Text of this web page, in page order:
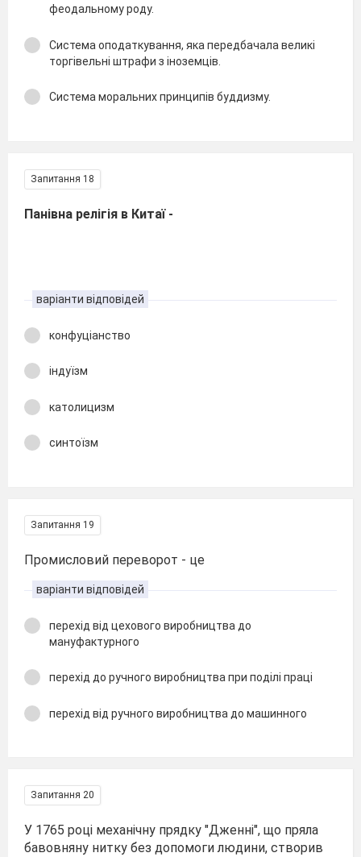
феодальному роду.
Система оподаткування, яка передбачала великі
торгівельні штрафи з іноземців.
Система моральних принципів буддизму.
Запитання 18
Панівна релігія в Китаї -
варіанти відповідей
конфуціанство
індуїзм
католицизм
синтоїзм
Запитання 19
Промисловий переворот - це
варіанти відповідей
перехід від цехового виробництва до
мануфактурного
перехід до ручного виробництва при поділі праці
перехід від ручного виробництва до машинного
Запитання 20
У 1765 році механічну прядку "Дженні", що пряла
бавовняну нитку без допомоги людини, створив